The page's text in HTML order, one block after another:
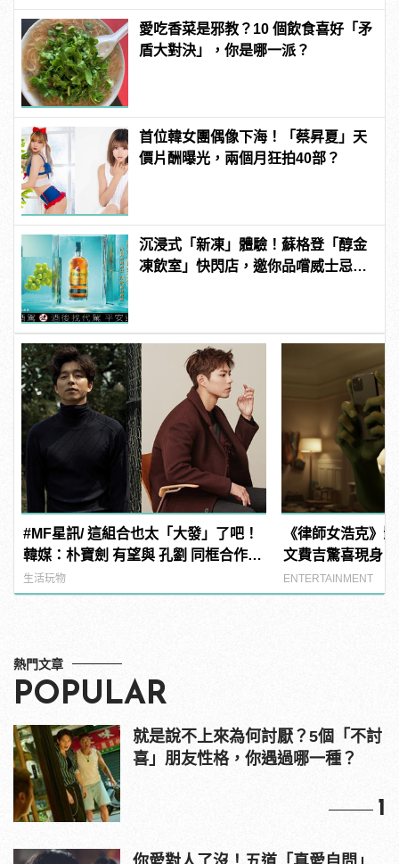
愛吃香菜是邪教？10 個飲食喜好「矛
盾大對決」，你是哪一派？
首位韓女團偶像下海！「蔡昇夏」天
價片酬曝光，兩個月狂拍40部？
沉浸式「新凍」體驗！蘇格登「醇金
凍飲室」快閃店，邀你品嚐威士忌凍
#MF星訊/ 這組合也太「大發」了吧！
韓媒：朴寶劍 有望與 孔劉 同框合作新
電影《徐福》！
生活玩物
《律師女浩克》
文費吉驚喜現身！
ENTERTAINMENT
熱門文章
POPULAR
就是說不上來為何討厭？5個「不討
喜」朋友性格，你遇過哪一種？
1